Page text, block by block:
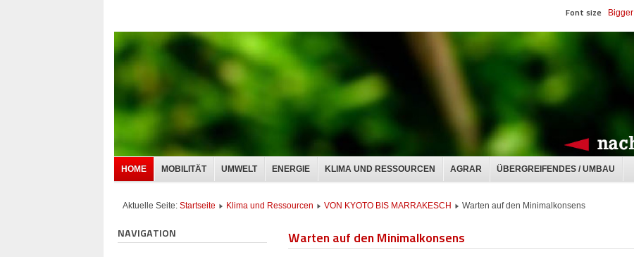
HOME MOBILITÄT UMWELT ENERGIE KLIMA UND RESSOURCEN AGRAR ÜBERGREIFENDES / UMBAU
Font size Bigger
Aktuelle Seite: Startseite Klima und Ressourcen VON KYOTO BIS MARRAKESCH Warten auf den Minimalkonsens
NAVIGATION Warten auf den Minimalkonsens